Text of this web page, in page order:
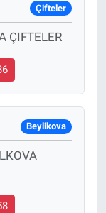
Çifteler
ÇIFTELER
Beylikova